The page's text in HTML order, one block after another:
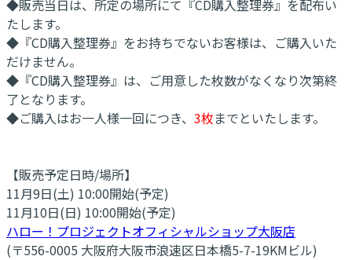
◆販売当日は、所定の場所にて『CD購入整理券』を配布い
たします。
◆『CD購入整理券』をお持ちでないお客様は、ご購入いた
だけません。
◆『CD購入整理券』は、ご用意した枚数がなくなり次第終
了となります。
◆ご購入はお一人様一回につき、 3枚までといたします。
【販売予定日時/場所】
11月9日(土) 10:00開始(予定)
11月10日(日) 10:00開始(予定)
ハロー！プロジェクトオフィシャルショップ大阪店
(〒556-0005 大阪府大阪市浪速区日本橋5-7-19KMビル)